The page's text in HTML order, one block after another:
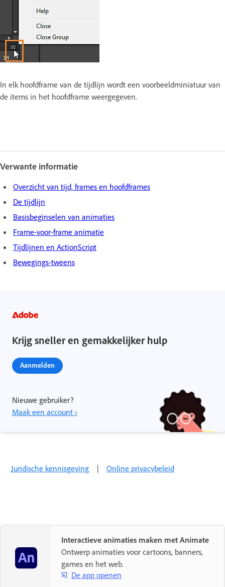
In elk hoofdframe van de tijdlijn wordt een voorbeeldminiatuur van
de items in het hoofdframe weergegeven.
Verwante informatie
Overzicht van tijd, frames en hoofdframes
De tijdlijn
Basisbeginselen van animaties
Frame-voor-frame animatie
Tijdlijnen en ActionScript
Bewegings-tweens
Krijg sneller en gemakkelijker hulp
Aanmelden
Nieuwe gebruiker?
Maak een account ›
Juridische kennisgeving | Online privacybeleid
Interactieve animaties maken met Animate
Ontwerp animaties voor cartoons, banners,
games en het web.
De app openen